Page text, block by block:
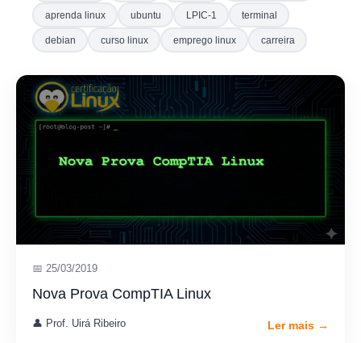
aprenda linux ubuntu LPIC-1 terminal
debian curso linux emprego linux carreira
📅 25/03/2019
Nova Prova CompTIA Linux
👤 Prof. Uirá Ribeiro Ler mais →